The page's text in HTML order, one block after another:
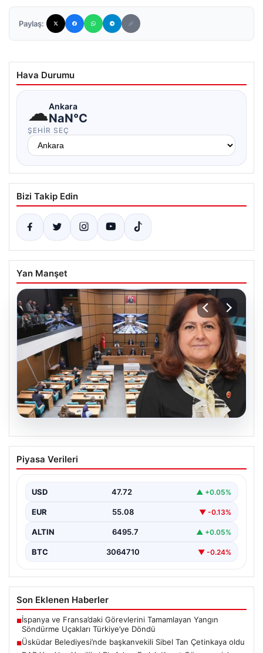
Paylaş:
Hava Durumu
☁Ankara
NaN°C
ŞEHIR SEÇ
Bizi Takip Edin
Yan Manşet
05.08.2026
Üsküdar Belediyesi’nde başkanvekili
Sibel Tan Çetinkaya oldu
Piyasa Verileri
USD 47.72 ▲ +0.05%
EUR 55.08 ▼ -0.13%
ALTIN 6495.7 ▲ +0.05%
BTC 3064710 ▼ -0.24%
Son Eklenen Haberler
■İspanya ve Fransa’daki Görevlerini Tamamlayan Yangın
Söndürme Uçakları Türkiye’ye Döndü
■Üsküdar Belediyesi’nde başkanvekili Sibel Tan Çetinkaya oldu